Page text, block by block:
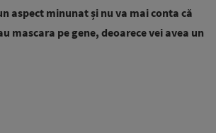
aspect minunat și nu va mai conta că
mascara pe gene, deoarece vei avea un